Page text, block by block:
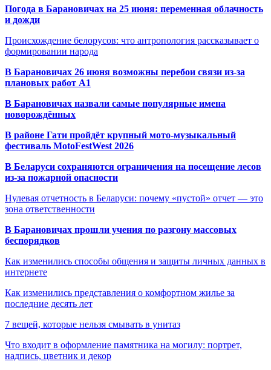
Погода в Барановичах на 25 июня: переменная облачность
и дожди
Происхождение белорусов: что антропология рассказывает о
формировании народа
В Барановичах 26 июня возможны перебои связи из-за
плановых работ A1
В Барановичах назвали самые популярные имена
новорождённых
В районе Гати пройдёт крупный мото-музыкальный
фестиваль MotoFestWest 2026
В Беларуси сохраняются ограничения на посещение лесов
из-за пожарной опасности
Нулевая отчетность в Беларуси: почему «пустой» отчет — это
зона ответственности
В Барановичах прошли учения по разгону массовых
беспорядков
Как изменились способы общения и защиты личных данных в
интернете
Как изменились представления о комфортном жилье за
последние десять лет
7 вещей, которые нельзя смывать в унитаз
Что входит в оформление памятника на могилу: портрет,
надпись, цветник и декор